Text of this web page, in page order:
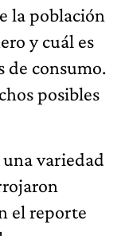
la población
y cuál es
de consumo.
posibles
variedad
el reporte